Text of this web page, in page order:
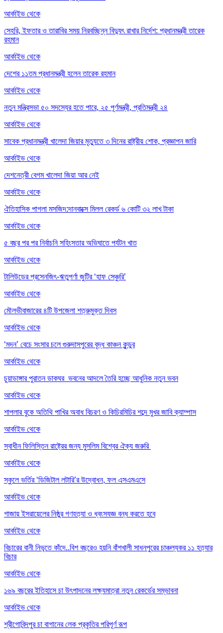
আর্কাইভ থেকে
সেহরি, ইফতার ও তারাবির সময় নিরবচ্ছিন্ন বিদ্যুৎ রাখার নির্দেশ: প্রধানমন্ত্রী তারেক
রহমান
আর্কাইভ থেকে
দেশের ১১তম প্রধানমন্ত্রী হলেন তারেক রহমান
আর্কাইভ থেকে
নতুন মন্ত্রিসভা ৫০ সদস্যের হতে পারে, ২৫ পূর্ণমন্ত্রী, প্রতিমন্ত্রী ২৪
আর্কাইভ থেকে
সাবেক প্রধানমন্ত্রী খালেদা জিয়ার মৃত্যুতে ৩ দিনের রাষ্ট্রীয় শোক, প্রজ্ঞাপন জারি
আর্কাইভ থেকে
দেশনেত্রী বেগম খালেদা জিয়া আর নেই
আর্কাইভ থেকে
ঐতিহাসিক পাগলা মসজিদ:দানবাক্সে মিলল রেকর্ড ৬ কোটি ৩২ লাখ টাকা
আর্কাইভ থেকে
৫ বছর পর পর নির্বাচনি সহিংসতার অভিঘাতে পর্যটন খাত
আর্কাইভ থেকে
টালিউডের প্রসেনজিৎ-ঋতুপর্ণা জুটির ‘হাফ সেঞ্চুরি’
আর্কাইভ থেকে
মৌলভীবাজারের ৪টি উপজেলা শত্রুমুক্ত দিবস
আর্কাইভ থেকে
‘মদন’ বেচে সংসার চলে গুরুদাসপুরের বৃদ্ধ কাঞ্চন কুন্ডুর
আর্কাইভ থেকে
চুয়াডাঙ্গার পুরাতন ডাকঘর ভবনের আদলে তৈরি হচ্ছে আধুনিক নতুন ভবন
আর্কাইভ থেকে
শাপলার বুকে অতিথি পাখির অবাধ বিচরণ ও কিচিরমিচির শব্দে মুখর জাবি ক্যাম্পাস
আর্কাইভ থেকে
স্বাধীন ফিলিস্তিন রাষ্ট্রের জন্য মুসলিম বিশ্বের ঐক্য জরুরি
আর্কাইভ থেকে
স্কুলে ভর্তির ‘ডিজিটাল লটারি’র উদ্বোধন, ফল এসএমএসে
আর্কাইভ থেকে
গাজায় ইসরায়েলের নিষ্ঠুর গণহত্যা ও ধ্বংসযজ্ঞ বন্ধ করতে হবে
আর্কাইভ থেকে
বিচারের বানী নিভৃতে কাঁদে..বিশ বছরেও হয়নি বাঁশখালী সাধনপুরের চাঞ্চল্যকর ১১ হত্যার
বিচার
আর্কাইভ থেকে
১৬৯ বছরের ইতিহাসে চা উৎপাদনের লক্ষ্যমাত্রা নতুন রেকর্ডের সম্ভাবনা
আর্কাইভ থেকে
শ্রীগোবিন্দপুর চা বাগানের লেক প্রকৃতির পরিপূর্ণ রূপ